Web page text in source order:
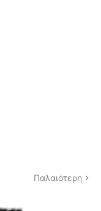
Παλαιότερη